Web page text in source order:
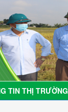
TIN THỊ TRƯỜNG